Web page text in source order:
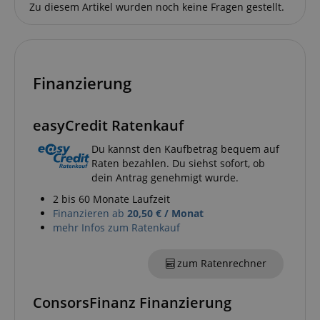
Zu diesem Artikel wurden noch keine Fragen gestellt.
Finanzierung
easyCredit Ratenkauf
Du kannst den Kaufbetrag bequem auf
Raten bezahlen. Du siehst sofort, ob
dein Antrag genehmigt wurde.
2 bis 60 Monate Laufzeit
Finanzieren ab 20,50 € / Monat
mehr Infos zum Ratenkauf
zum Ratenrechner
ConsorsFinanz Finanzierung
Datenschutzerklärung